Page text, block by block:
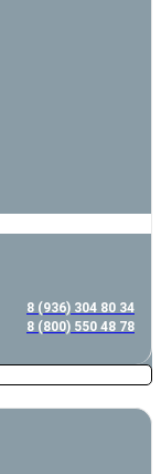
8 (936) 304 80 34
8 (800) 550 48 78